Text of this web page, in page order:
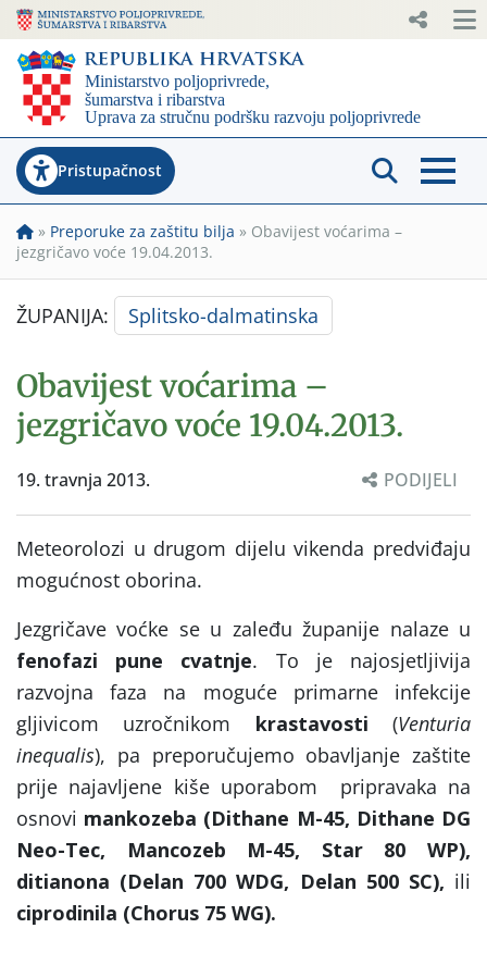
Pristupačnost
» Preporuke za zaštitu bilja » Obavijest voćarima –
jezgričavo voće 19.04.2013.
ŽUPANIJA: Splitsko-dalmatinska
Obavijest voćarima –
jezgričavo voće 19.04.2013.
19. travnja 2013. PODIJELI
Meteorolozi u drugom dijelu vikenda predviđaju
mogućnost oborina.
Jezgričave voćke se u zaleđu županije nalaze u
fenofazi pune cvatnje. To je najosjetljivija
razvojna faza na moguće primarne infekcije
gljivicom uzročnikom krastavosti (Venturia
inequalis), pa preporučujemo obavljanje zaštite
prije najavljene kiše uporabom
pripravaka na
osnovi mankozeba (Dithane M-45, Dithane DG
Neo-Tec, Mancozeb M-45, Star 80 WP),
ditianona (Delan 700 WDG, Delan 500 SC), ili
ciprodinila (Chorus 75 WG).